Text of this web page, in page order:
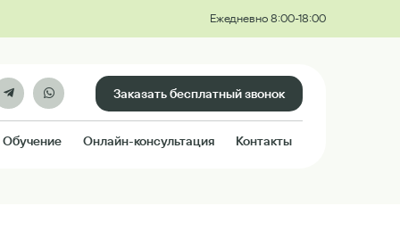
Ежедневно 8:00-18:00
Заказать бесплатный звонок
Обучение Онлайн-консультация Контакты